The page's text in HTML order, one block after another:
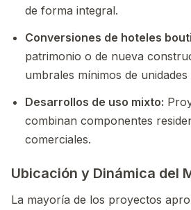
de forma integral.
Conversiones de hoteles
patrimonio o de nueva
umbrales mínimos de
Desarrollos de uso mixto:
combinan componentes
comerciales.
Ubicación y Dinámica del
La mayoría de los proyectos